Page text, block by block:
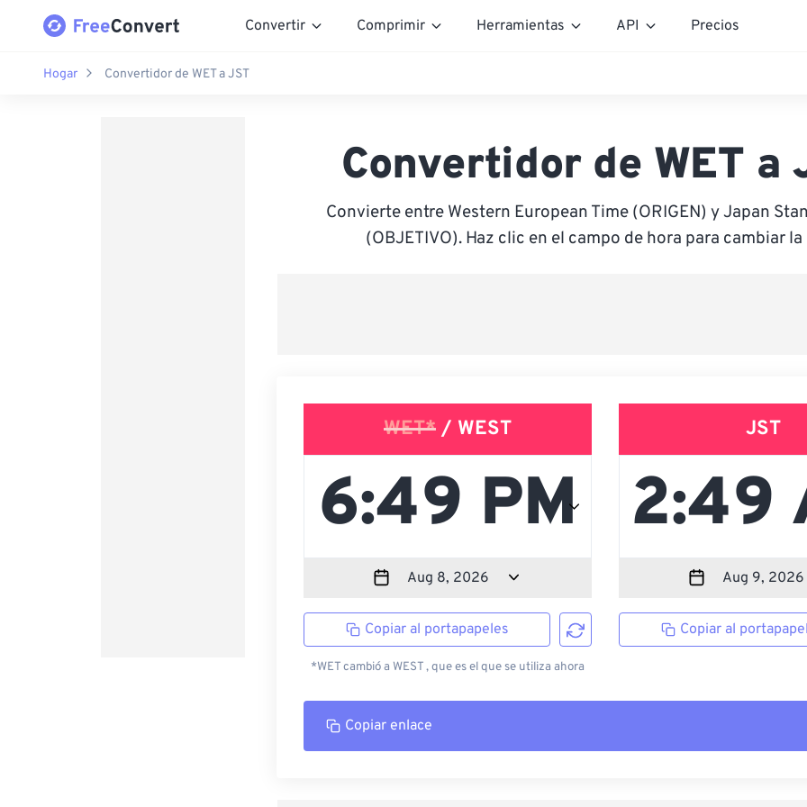
Convertir Comprimir Herramientas API Precios
Hogar Convertidor de WET a JST
Convertidor de WET a
Convierte entre Western European Time (ORIGEN) y Japan
(OBJETIVO). Haz clic en el campo de hora para cambiar la
WET* / WEST
Copiar al portapapeles
*WET cambió a WEST , que es el que se utiliza ahora
JST
Copiar al
Copiar enlace